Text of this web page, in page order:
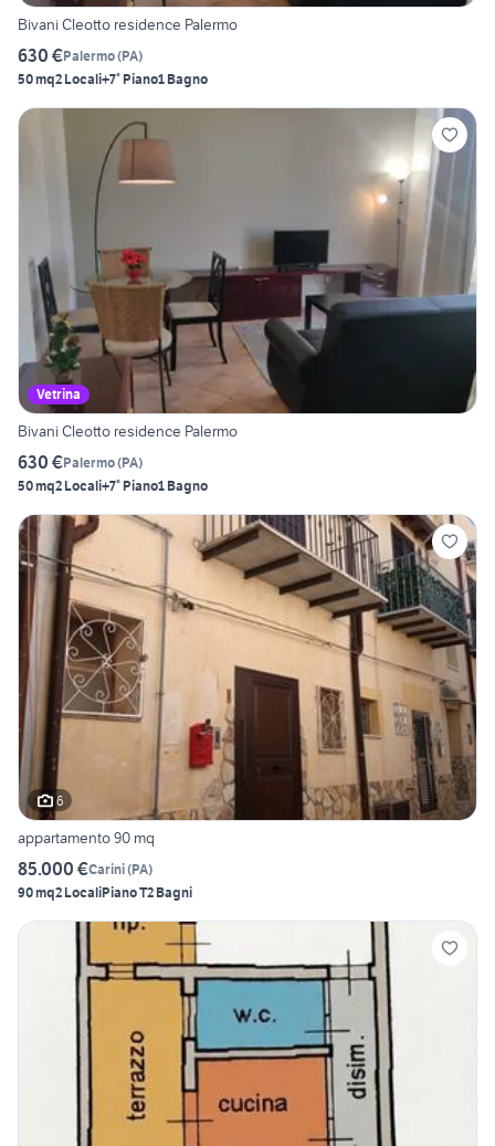
Bivani Cleotto residence Palermo
630 €Palermo(PA)
50 mq2 Locali+7° Piano1 Bagno
Vetrina
Bivani Cleotto residence Palermo
630 €Palermo(PA)
50 mq2 Locali+7° Piano1 Bagno
6
appartamento 90 mq
85.000 €Carini(PA)
90 mq2 LocaliPiano T2 Bagni